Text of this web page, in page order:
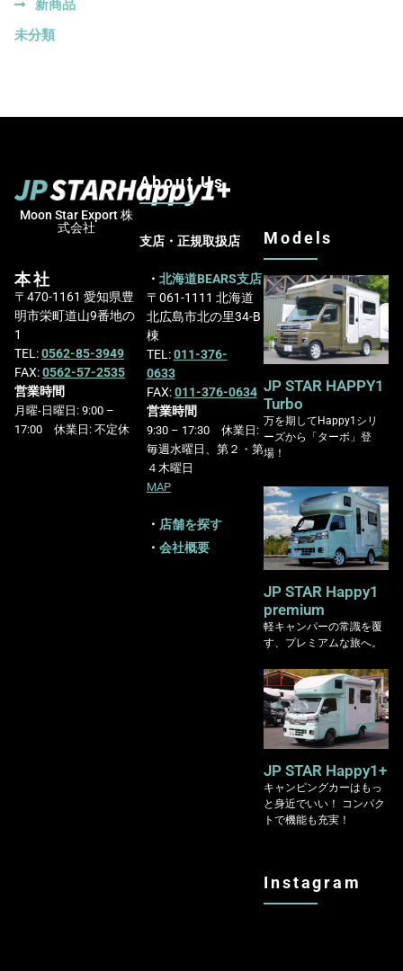
新商品
未分類
Moon Star Export 株
式会社
本社
〒470-1161 愛知県豊
明市栄町道山9番地の
1
TEL:0562-85-3949
FAX:0562-57-2535
営業時間
月曜-日曜日: 9:00 –
17:00 休業日: 不定休
About Us
支店・正規取扱店
・ 北海道BEARS支店
〒061-1111 北海道
北広島市北の里34-B
棟
TEL:011-376-
0633
FAX:011-376-0634
営業時間
9:30 – 17:30 休業日:
毎週水曜日、第２・第
４木曜日
MAP
・ 店舗を探す
・ 会社概要
Models
JP STAR HAPPY1
Turbo
万を期してHappy1シリ
ーズから「ターボ」登
場！
JP STAR Happy1
premium
軽キャンパーの常識を覆
す、プレミアムな旅へ。
JP STAR Happy1+
キャンピングカーはもっ
と身近でいい！ コンパク
トで機能も充実！
Instagram